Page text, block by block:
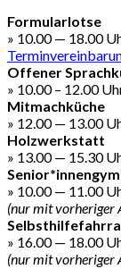
Formularlotse
» 10.00 — 18.00
Offener
» 10.00 – 12.00
Mitmachküche
» 12.00 — 13.00
Holzwerkstatt
» 13.00 — 15.30
» 10.00 — 11.00
(nur mit vorheriger
» 16.00 — 18.00
(nur mit vorheriger